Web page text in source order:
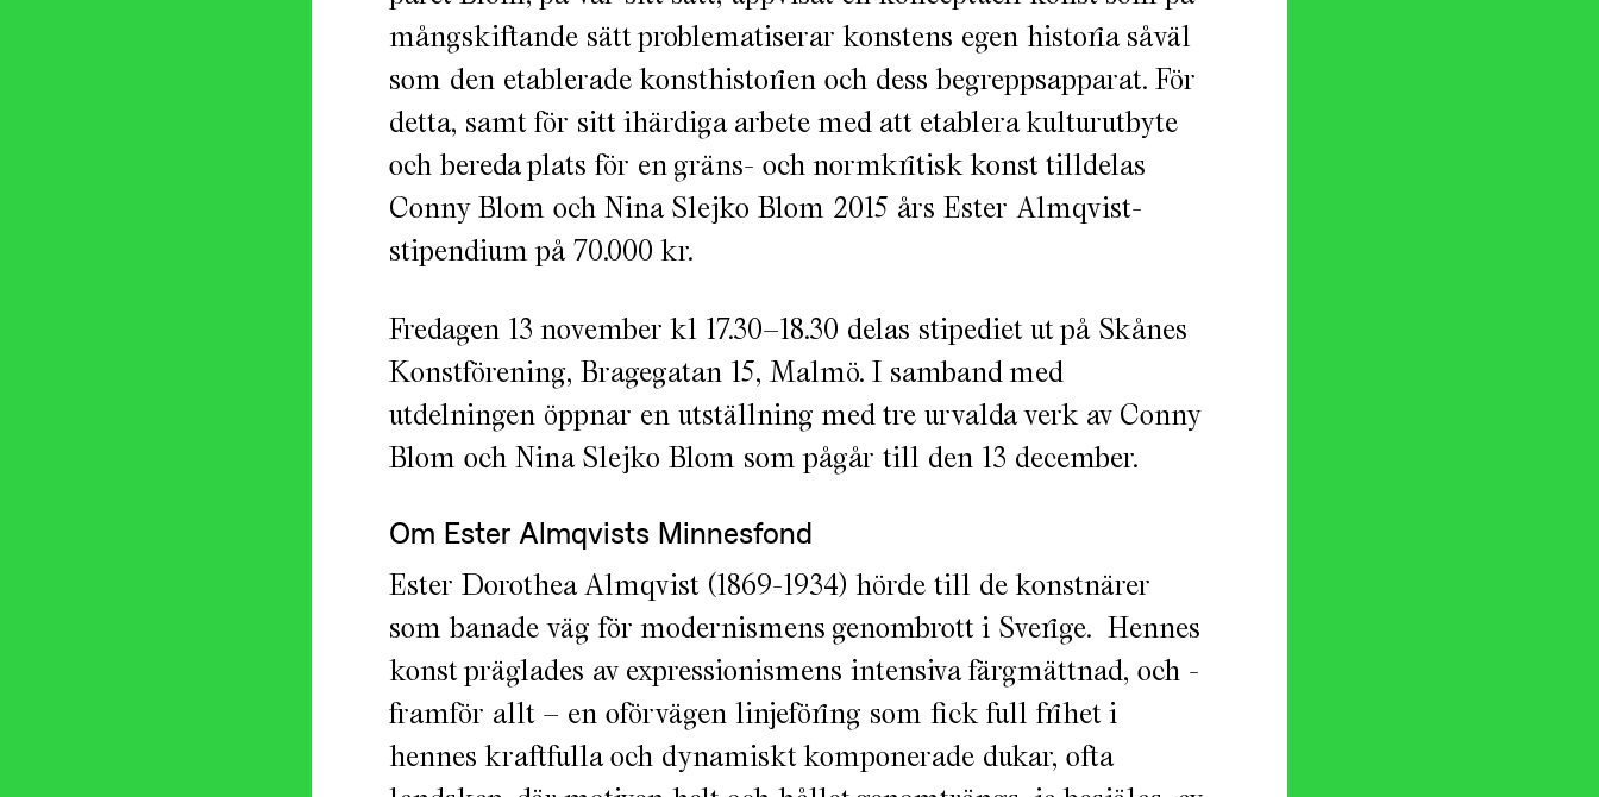
mångskiftande sätt problematiserar konstens egen historia såväl
som den etablerade konsthistorien och dess begreppsapparat. För
detta, samt för sitt ihärdiga arbete med att etablera kulturutbyte
och bereda plats för en gräns- och normkritisk konst tilldelas
Conny Blom och Nina Slejko Blom 2015 års Ester Almqvist-
stipendium på 70.000 kr.
Fredagen 13 november kl 17.30–18.30 delas stipediet ut på Skånes
Konstförening, Bragegatan 15, Malmö. I samband med
utdelningen öppnar en utställning med tre urvalda verk av Conny
Blom och Nina Slejko Blom som pågår till den 13 december.
Om Ester Almqvists Minnesfond
Ester Dorothea Almqvist (1869-1934) hörde till de konstnärer
som banade väg för modernismens genombrott i Sverige. Hennes
konst präglades av expressionismens intensiva färgmättnad, och ­­-
framför allt – en oförvägen linjeföring som fick full frihet i
hennes kraftfulla och dynamiskt komponerade dukar, ofta